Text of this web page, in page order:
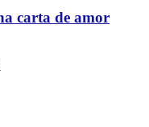
carta de amor